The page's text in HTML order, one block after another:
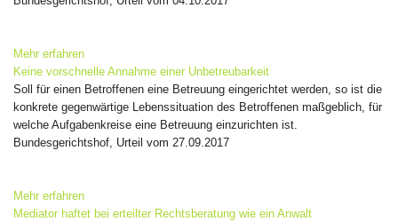
Mehr erfahren
Keine vorschnelle Annahme einer Unbetreubarkeit
Soll für einen Betroffenen eine Betreuung eingerichtet werden, so ist die
konkrete gegenwärtige Lebenssituation des Betroffenen maßgeblich, für
welche Aufgabenkreise eine Betreuung einzurichten ist.
Bundesgerichtshof, Urteil vom 27.09.2017
Mehr erfahren
Mediator haftet bei erteilter Rechtsberatung wie ein Anwalt